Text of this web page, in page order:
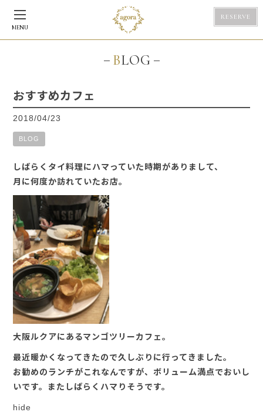
MENU
RESERVE
BLOG
おすすめカフェ
2018/04/23
BLOG
しばらくタイ料理にハマっていた時期がありまして、
月に何度か訪れていたお店。
大阪ルクアにあるマンゴツリーカフェ。
最近暖かくなってきたので久しぶりに行ってきました。
お勧めのランチがこれなんですが、ボリューム満点でおいし
いです。またしばらくハマりそうです。
hide